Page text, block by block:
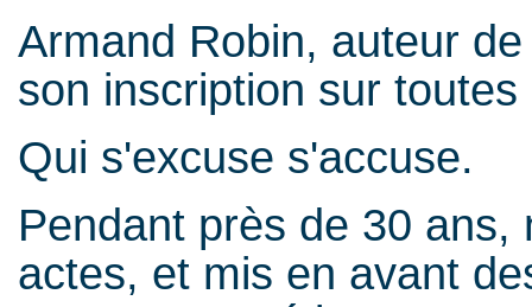
Armand Robin, auteur
son inscription sur
Qui s'excuse
Pendant près de 30
actes, et mis en avant